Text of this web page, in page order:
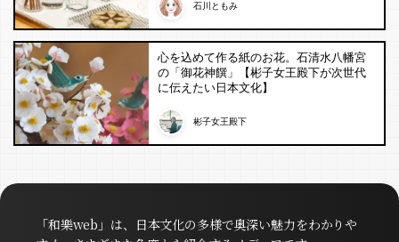
石川ともみ
心を込めて作る紙のお花。石清水八幡宮
の「御花神饌」【彬子女王殿下が次世代
に伝えたい日本文化】
彬子女王殿下
「和樂web」は、日本文化の多様で奥深い魅力をわかりや